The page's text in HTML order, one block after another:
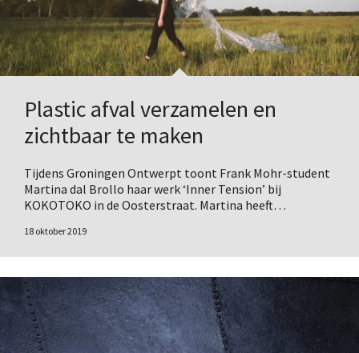
Plastic afval verzamelen en
zichtbaar te maken
Tijdens Groningen Ontwerpt toont Frank Mohr-student
Martina dal Brollo haar werk ‘Inner Tension’ bij
KOKOTOKO in de Oosterstraat. Martina heeft…
18 oktober 2019